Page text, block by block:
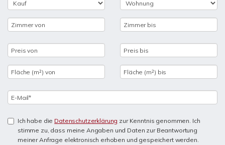
Ich habe die Datenschutzerklärung zur Kenntnis genommen. Ich
stimme zu, dass meine Angaben und Daten zur Beantwortung
meiner Anfrage elektronisch erhoben und gespeichert werden.